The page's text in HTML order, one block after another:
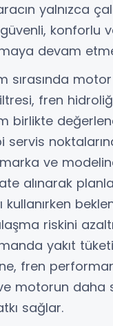
yalnızca
konforlu
devam
sırasında
fren
birlikte
servis
ve
alınarak
kullanırken
riskini
yakıt
fren
motorun daha
sağlar.